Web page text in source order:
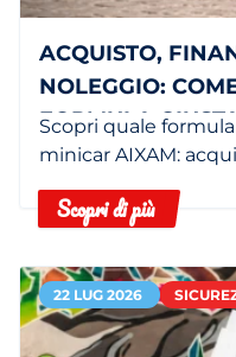
ACQUISTO,
NOLEGGIO:
FORMULA
Scopri quale
minicar AIXAM:
Scopri di più
22 LUG 2026